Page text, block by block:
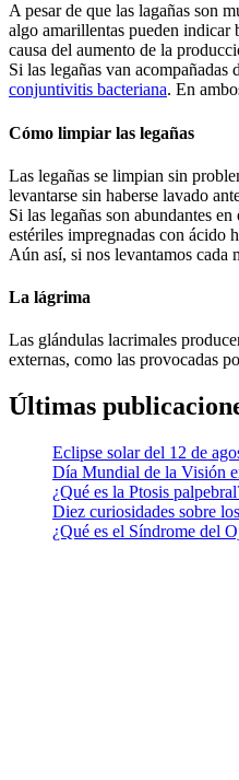
A pesar de que las lagañas son
algo amarillentas pueden indicar
causa del aumento de la
Si las legañas van
conjuntivitis bacteriana. En
Cómo limpiar las legañas
Las legañas se limpian sin
levantarse sin haberse lavado
Si las legañas son abundantes
estériles impregnadas con ácido
Aún así, si nos levantamos cada
La lágrima
Las glándulas lacrimales
externas, como las provocadas
Últimas
Eclipse solar del 12 de
Día Mundial de la Visión
¿Qué es la Ptosis
Diez curiosidades sobre
¿Qué es el Síndrome del